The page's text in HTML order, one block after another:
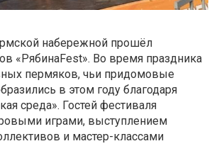
набережной прошёл
«РябинаFest». Во время праздника
пермяков, чьи придомовые
в этом году благодаря
среда». Гостей фестиваля
играми, выступлением
и мастер-классами